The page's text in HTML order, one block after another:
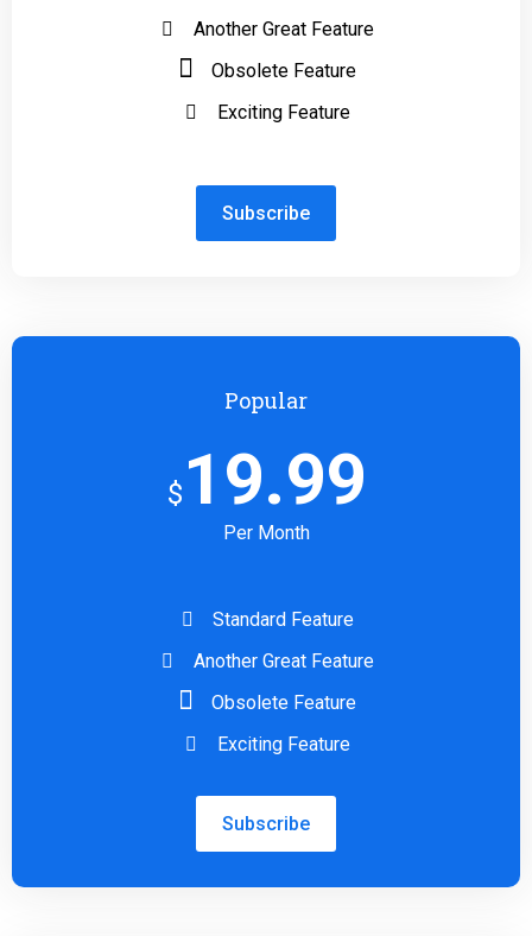
Another Great Feature
Obsolete Feature
Exciting Feature
Subscribe
Popular
$ 19.99
Per Month
Standard Feature
Another Great Feature
Obsolete Feature
Exciting Feature
Subscribe